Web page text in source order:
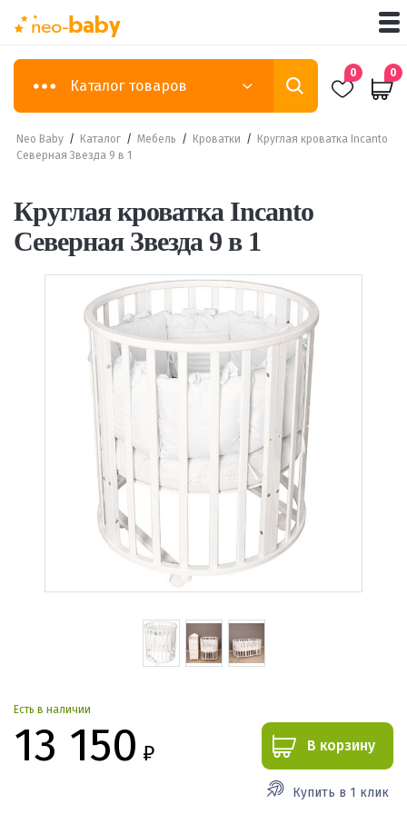
Каталог товаров
0 0
Neo Baby / Каталог / Мебель / Кроватки /
Круглая кроватка Incanto
Северная Звезда 9 в 1
Круглая кроватка Incanto
Северная Звезда 9 в 1
Есть в наличии
13 150 ₽ В корзину
Купить в 1 клик